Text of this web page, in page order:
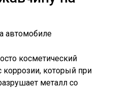
косметический
который при
металл со